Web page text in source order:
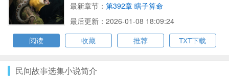
最新章节： 第392章 瞎子算命
最后更新：2026-01-08 18:09:24
阅读
收藏 推荐 TXT下载
民间故事选集小说简介